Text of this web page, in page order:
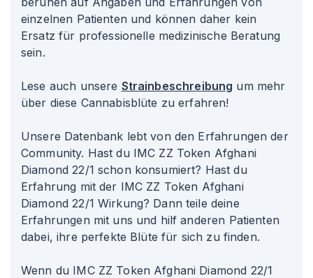
einzelnen Patienten und können daher kein
Ersatz für professionelle medizinische Beratung
sein.
Lese auch unsere Strainbeschreibung um mehr
über diese Cannabisblüte zu erfahren!
Unsere Datenbank lebt von den Erfahrungen der
Community. Hast du IMC ZZ Token Afghani
Diamond 22/1 schon konsumiert? Hast du
Erfahrung mit der IMC ZZ Token Afghani
Diamond 22/1 Wirkung? Dann teile deine
Erfahrungen mit uns und hilf anderen Patienten
dabei, ihre perfekte Blüte für sich zu finden.
Wenn du IMC ZZ Token Afghani Diamond 22/1